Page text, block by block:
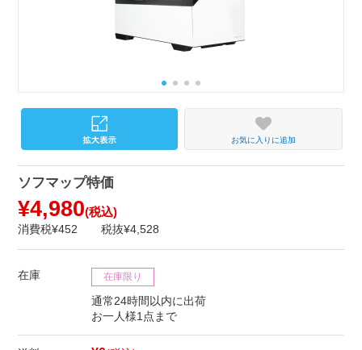
お気に入りに追加
ソフマップ特価
¥4,980(税込)
消費税¥452 税抜¥4,528
在庫 在庫限り
通常24時間以内に出荷
お一人様1点まで